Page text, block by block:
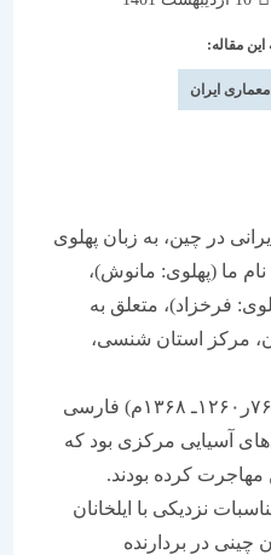
چین، به زبان پهلوی
(پهلوی: مانوش)،
(پهلوی: فرخزاد)، متعلق به
مرکز استان شنسی،
در دوره سلسله یوان (۶۵۸ـ۷۶۹ر۱۲۶۰ـ ۱۳۶۸م) فارسی
مرکزی بود که
کرده بودند.
با ایلخانان
بردارنده